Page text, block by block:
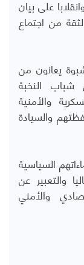
على بيان
من اجتماع
يعانون من
النخبة
والأمنية
والسيادة
السياسية
والتعبير عن
والأمني